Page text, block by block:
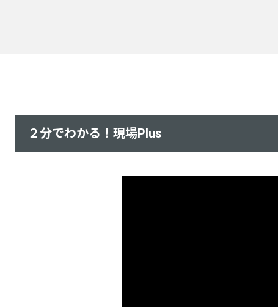
２分でわかる！現場Plus